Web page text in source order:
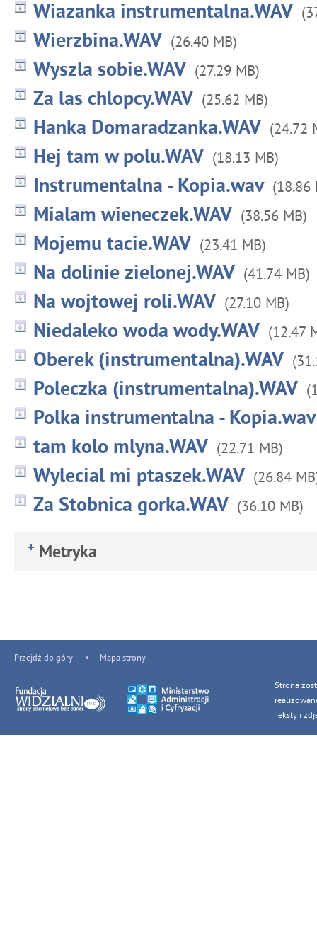
Wiazanka instrumentalna.WAV
Wierzbina.WAV (26.40 MB)
Wyszla sobie.WAV (27.29 MB)
Za las chlopcy.WAV (25.62 MB)
Hanka Domaradzanka.WAV (24.72
Hej tam w polu.WAV (18.13 MB)
Instrumentalna - Kopia.wav (18.86
Mialam wieneczek.WAV (38.56 MB)
Mojemu tacie.WAV (23.41 MB)
Na dolinie zielonej.WAV (41.74 MB)
Na wojtowej roli.WAV (27.10 MB)
Niedaleko woda wody.WAV (12.47
Oberek (instrumentalna).WAV
Poleczka (instrumentalna).WAV
Polka instrumentalna - Kopia.wav
tam kolo mlyna.WAV (22.71 MB)
Wylecial mi ptaszek.WAV (26.84
Za Stobnica gorka.WAV (36.10 MB)
Metryka
Przejdź do góry Mapa strony
Strona
Teksty i